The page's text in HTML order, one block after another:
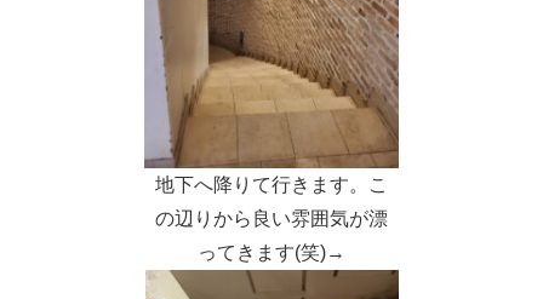
地下へ降りて行きます。こ
の辺りから良い雰囲気が漂
ってきます(笑)→